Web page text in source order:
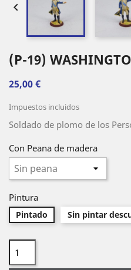

(P-19)
25,00 €
Impuestos incluidos
Soldado de plomo de los
Con Peana de madera
Pintura
Pintado Sin pintar